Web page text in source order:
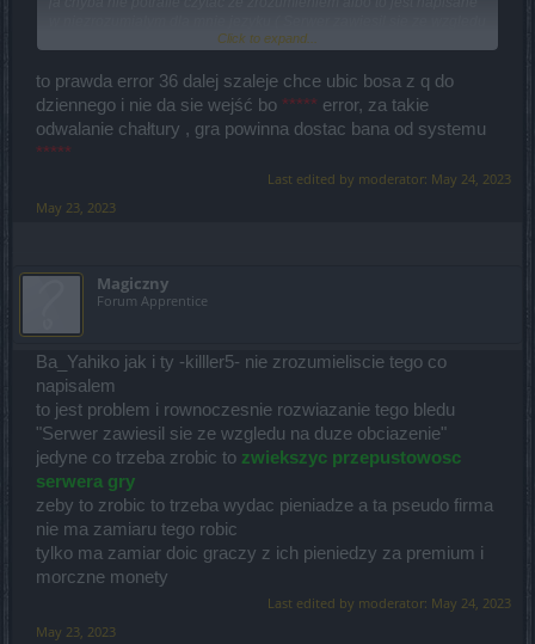
Click to expand...
to prawda error 36 dalej szaleje chce ubic bosa z q do
dziennego i nie da sie wejść bo ***** error, za takie
odwalanie chałtury , gra powinna dostac bana od systemu
*****
Last edited by moderator: May 24, 2023
May 23, 2023
Magiczny
Forum Apprentice
Ba_Yahiko jak i ty -killler5- nie zrozumieliscie tego co
napisalem
to jest problem i rownoczesnie rozwiazanie tego bledu
"Serwer zawiesil sie ze wzgledu na duze obciazenie"
jedyne co trzeba zrobic to zwiekszyc przepustowosc
serwera gry
zeby to zrobic to trzeba wydac pieniadze a ta pseudo firma
nie ma zamiaru tego robic
tylko ma zamiar doic graczy z ich pieniedzy za premium i
morczne monety
Last edited by moderator: May 24, 2023
May 23, 2023